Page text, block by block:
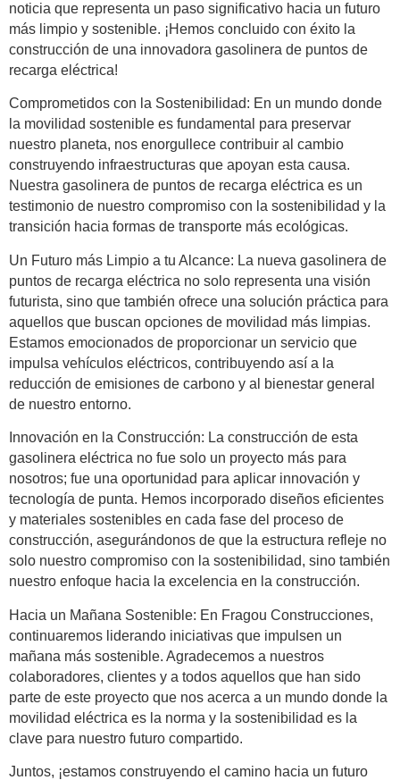
noticia que representa un paso significativo hacia un futuro
más limpio y sostenible. ¡Hemos concluido con éxito la
construcción de una innovadora gasolinera de puntos de
recarga eléctrica!
Comprometidos con la Sostenibilidad: En un mundo donde
la movilidad sostenible es fundamental para preservar
nuestro planeta, nos enorgullece contribuir al cambio
construyendo infraestructuras que apoyan esta causa.
Nuestra gasolinera de puntos de recarga eléctrica es un
testimonio de nuestro compromiso con la sostenibilidad y la
transición hacia formas de transporte más ecológicas.
Un Futuro más Limpio a tu Alcance: La nueva gasolinera de
puntos de recarga eléctrica no solo representa una visión
futurista, sino que también ofrece una solución práctica para
aquellos que buscan opciones de movilidad más limpias.
Estamos emocionados de proporcionar un servicio que
impulsa vehículos eléctricos, contribuyendo así a la
reducción de emisiones de carbono y al bienestar general
de nuestro entorno.
Innovación en la Construcción: La construcción de esta
gasolinera eléctrica no fue solo un proyecto más para
nosotros; fue una oportunidad para aplicar innovación y
tecnología de punta. Hemos incorporado diseños eficientes
y materiales sostenibles en cada fase del proceso de
construcción, asegurándonos de que la estructura refleje no
solo nuestro compromiso con la sostenibilidad, sino también
nuestro enfoque hacia la excelencia en la construcción.
Hacia un Mañana Sostenible: En Fragou Construcciones,
continuaremos liderando iniciativas que impulsen un
mañana más sostenible. Agradecemos a nuestros
colaboradores, clientes y a todos aquellos que han sido
parte de este proyecto que nos acerca a un mundo donde la
movilidad eléctrica es la norma y la sostenibilidad es la
clave para nuestro futuro compartido.
Juntos, ¡estamos construyendo el camino hacia un futuro